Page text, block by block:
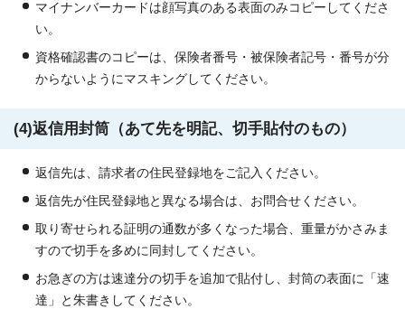
マイナンバーカードは顔写真のある表面のみコピーしてくださ
い。
資格確認書のコピーは、保険者番号・被保険者記号・番号が分
からないようにマスキングしてください。
(4)返信用封筒（あて先を明記、切手貼付のもの）
返信先は、請求者の住民登録地をご記入ください。
返信先が住民登録地と異なる場合は、お問合せください。
取り寄せられる証明の通数が多くなった場合、重量がかさみま
すので切手を多めに同封してください。
お急ぎの方は速達分の切手を追加で貼付し、封筒の表面に「速
達」と朱書きしてください。